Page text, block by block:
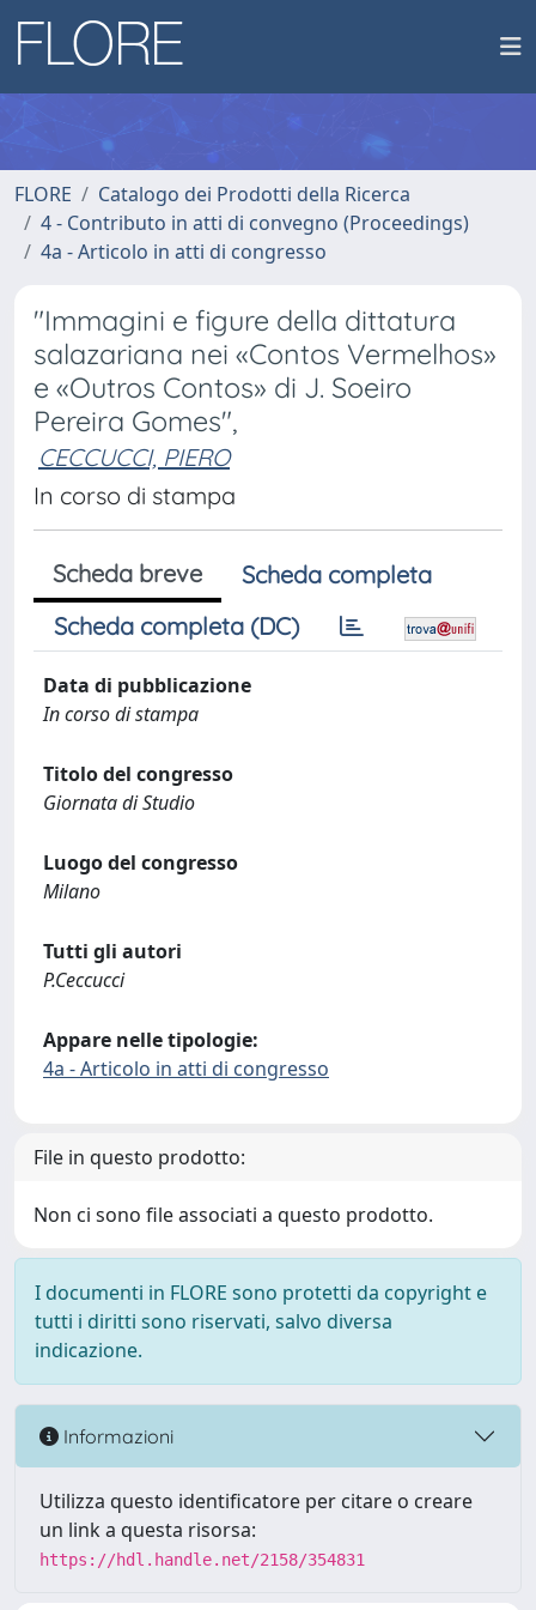
FLORE
Catalogo dei Prodotti della Ricerca
4 - Contributo in atti di convegno (Proceedings)
4a - Articolo in atti di congresso
"Immagini e figure della dittatura
salazariana nei «Contos Vermelhos»
e «Outros Contos» di J. Soeiro
Pereira Gomes",
CECCUCCI, PIERO
In corso di stampa
Scheda breve
Scheda completa
Scheda completa (DC)
Data di pubblicazione
In corso di stampa
Titolo del congresso
Giornata di Studio
Luogo del congresso
Milano
Tutti gli autori
P.Ceccucci
Appare nelle tipologie:
4a - Articolo in atti di congresso
File in questo prodotto:
Non ci sono file associati a questo prodotto.
I documenti in FLORE sono protetti da copyright e
tutti i diritti sono riservati, salvo diversa
indicazione.
Informazioni
Utilizza questo identificatore per citare o creare
un link a questa risorsa:
https://hdl.handle.net/2158/354831